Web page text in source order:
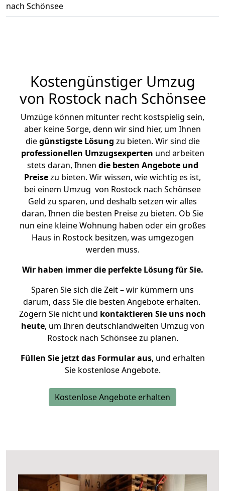
nach Schönsee
Kostengünstiger Umzug
von Rostock nach Schönsee
Umzüge können mitunter recht kostspielig sein,
aber keine Sorge, denn wir sind hier, um Ihnen
diegünstigste Lösung zu bieten. Wir sind die
professionellen Umzugsexperten und arbeiten
stets daran, Ihnen die besten Angebote und
Preisezu bieten. Wir wissen, wie wichtig es ist,
bei einem Umzug von Rostock nach Schönsee
Geld zu sparen, und deshalb setzen wir alles
daran, Ihnen die besten Preise zu bieten. Ob Sie
nun eine kleine Wohnung haben oder ein großes
Haus in Rostock besitzen, was umgezogen
werden muss.
Wir haben immer die perfekte Lösung für Sie.
Sparen Sie sich die Zeit – wir kümmern uns
darum, dass Sie die besten Angebote erhalten.
Zögern Sie nicht und kontaktieren Sie uns noch
heute, um Ihren deutschlandweiten Umzug von
Rostock nach Schönsee zu planen.
Füllen Sie jetzt das Formular aus, und erhalten
Sie kostenlose Angebote.
Kostenlose Angebote erhalten